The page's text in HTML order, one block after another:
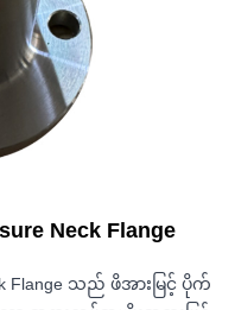
Neck Flange
Flange သည် ဖိအားမြင့် ပိုက်